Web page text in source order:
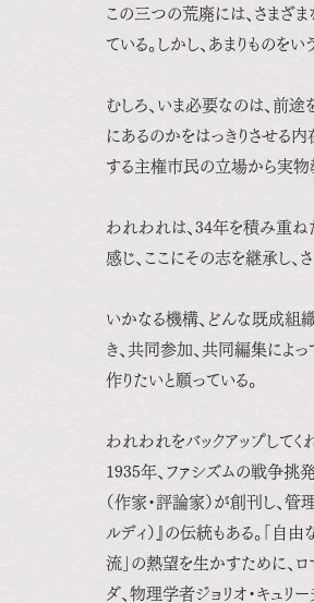
この三つの荒廃には、さまざ
ている。しかし、あまりものをい
むしろ、いま必要なのは、前
にあるのかをはっきりさせる
する主権市民の立場から実物
われわれは、34年を積み重ね
感じ、ここにその志を継承し、
いかなる機構、どんな既成組
き、共同参加、共同編集によ
作りたいと願っている。
われわれをバックアップしてく
1935年、ファシズムの戦争挑
（作家・評論家）が創刊し、
ルディ）』の伝統もある。「
流」の熱望を生かすために、ロ
ダ、物理学者ジョリオ・キュ